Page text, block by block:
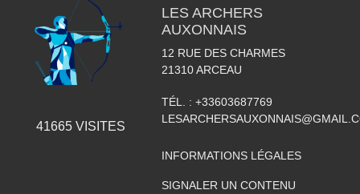
41665VISITES
LES ARCHERS
AUXONNAIS
12 RUE DES CHARMES
21310 ARCEAU
TÉL. : +33603687769
INFORMATIONS LÉGALES
SIGNALER UN CONTENU